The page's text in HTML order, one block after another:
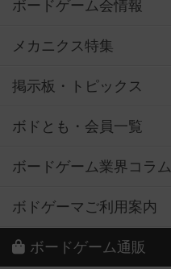
ボードゲーム会情報
メカニクス特集
掲示板・トピックス
ボドとも・会員一覧
ボードゲーム業界コラム
ボドゲーマご利用案内
ボードゲーム通販